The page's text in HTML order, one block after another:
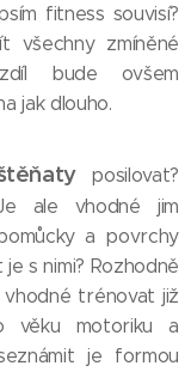
fitness souvisí?
všechny zmíněné
bude ovšem
jak dlouho.
posilovat?
ale vhodné jim
a povrchy
s nimi? Rozhodně
trénovat již
věku motoriku a
je formou